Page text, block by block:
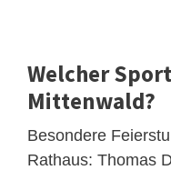
Welcher
Mittenwald?
Besondere
Rathaus: Thomas